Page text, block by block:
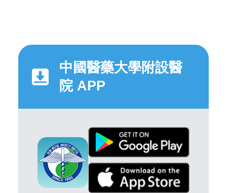
中國醫藥大學附設醫
院 APP